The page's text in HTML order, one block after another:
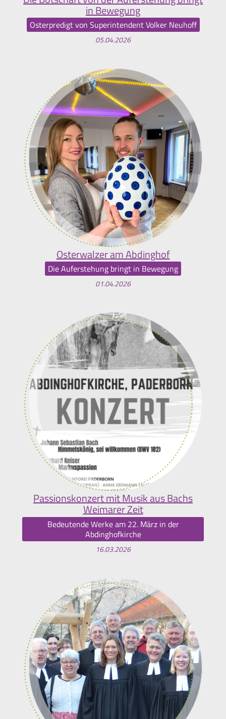
in Bewegung
Osterpredigt von Superintendent Volker Neuhoff
05.04.2026
Osterwalzer am Abdinghof
Die Auferstehung bringt in Bewegung
01.04.2026
Passionskonzert mit Musik aus Bachs
Weimarer Zeit
Bedeutende Werke am 22. März in der
Abdinghofkirche
16.03.2026